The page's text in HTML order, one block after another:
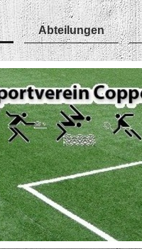
Abteilungen